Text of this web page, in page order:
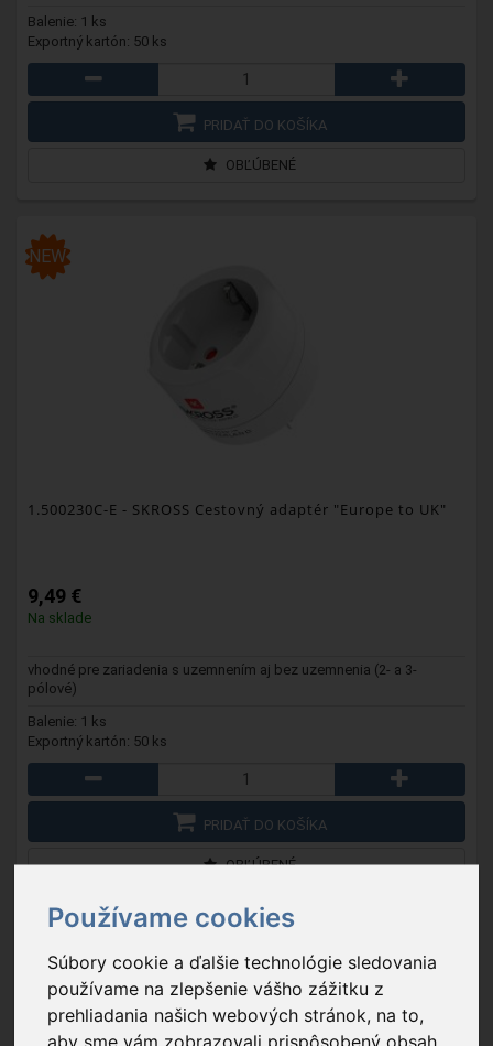
Používame cookies
Súbory cookie a ďalšie technológie sledovania
používame na zlepšenie vášho zážitku z
prehliadania našich webových stránok, na to,
aby sme vám zobrazovali prispôsobený obsah
Balenie: 1 ks
Exportný kartón: 50 ks
PRIDAŤ DO KOŠÍKA
OBĽÚBENÉ
NEW
1.500230C-E - SKROSS Cestovný adaptér "Europe to UK"
9,49 €
Na sklade
vhodné pre zariadenia s uzemnením aj bez uzemnenia (2- a 3-
pólové)
Balenie: 1 ks
Exportný kartón: 50 ks
PRIDAŤ DO KOŠÍKA
OBĽÚBENÉ
NEW